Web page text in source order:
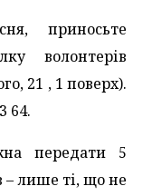
приносьте
волонтерів
21 , 1 поверх).
64.
передати 5
– лише ті, що не